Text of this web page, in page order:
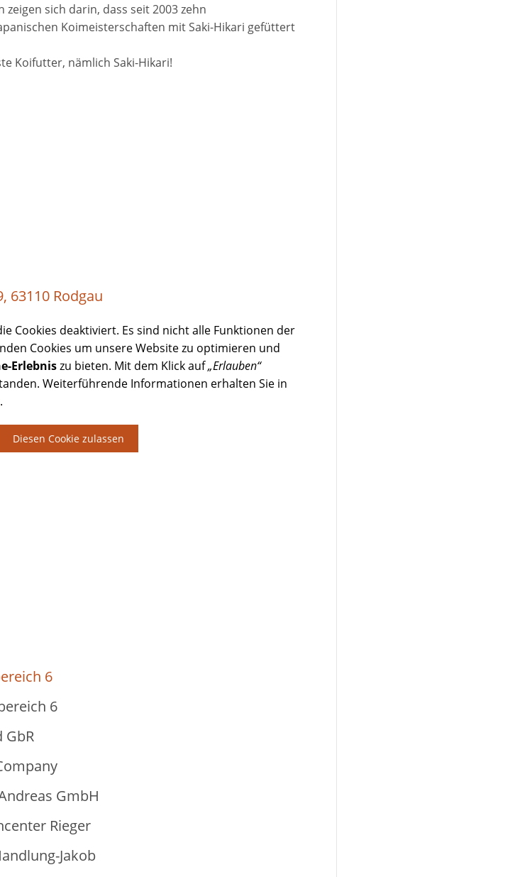
sich darin, dass seit 2003 zehn
Koimeisterschaften mit Saki-Hikari gefüttert
Koifutter, nämlich Saki-Hikari!
63110 Rodgau
Cookies deaktiviert. Es sind nicht alle Funktionen der
Cookies um unsere Website zu optimieren und
Erlebniszu bieten. Mit dem Klick auf„Erlauben“
Weiterführende Informationen erhalten Sie in
.
Diesen Cookie zulassen
6
6
GbR
GmbH
Rieger
Jakob